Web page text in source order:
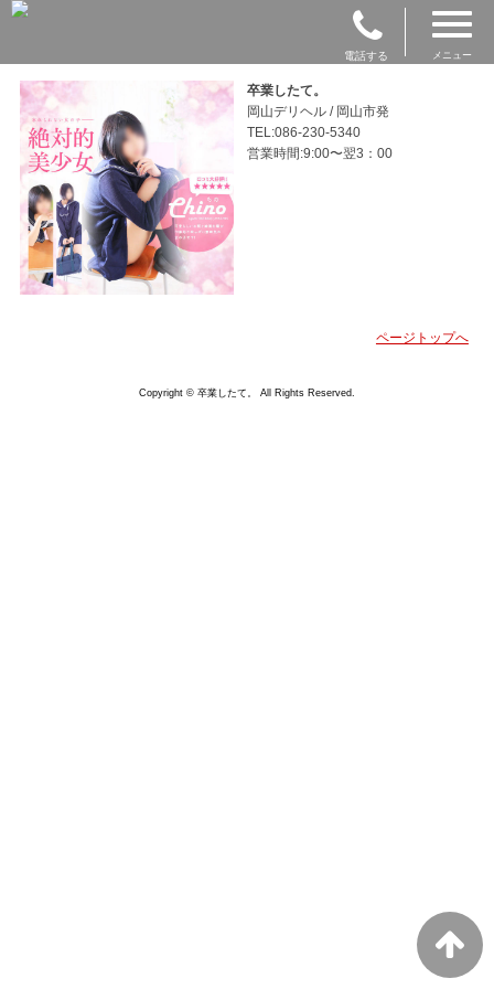
電話する メニュー
卒業したて。
岡山デリヘル / 岡山市発
TEL:086-230-5340
営業時間:9:00〜翌3：00
ページトップへ
Copyright © 卒業したて。 All Rights Reserved.